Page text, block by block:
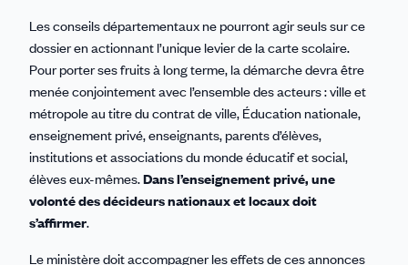
Les conseils départementaux ne pourront agir seuls sur ce
dossier en actionnant l’unique levier de la carte scolaire.
Pour porter ses fruits à long terme, la démarche devra être
menée conjointement avec l’ensemble des acteurs : ville et
métropole au titre du contrat de ville, Éducation nationale,
enseignement privé, enseignants, parents d’élèves,
institutions et associations du monde éducatif et social,
élèves eux-mêmes.Dans l’enseignement privé, une
volonté des décideurs nationaux et locaux doit
s’affirmer.
Le ministère doit accompagner les effets de ces annonces